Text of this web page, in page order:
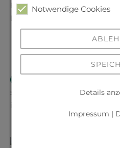
Bezeichnung gaben die
Lehrgebäude, weil
sehen wir die Prima, die
im
Notwendige Cookies
Details
Impressum |